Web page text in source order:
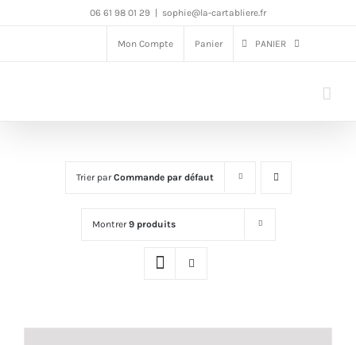
06 61 98 01 29 sophie@la-cartabliere.fr
Mon Compte Panier PANIER
Trier parCommande par défaut
Montrer9 produits